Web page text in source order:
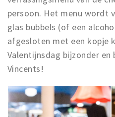
persoon. Het menu wordt
glas bubbels (of een
afgesloten met een kopje
Valentijnsdag bijzonder en
Vincents!